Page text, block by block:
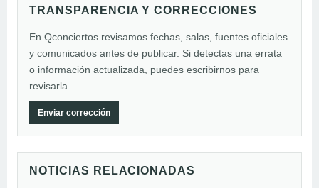
TRANSPARENCIA Y CORRECCIONES
En Qconciertos revisamos fechas, salas, fuentes oficiales
y comunicados antes de publicar. Si detectas una errata
o información actualizada, puedes escribirnos para
revisarla.
Enviar corrección
NOTICIAS RELACIONADAS